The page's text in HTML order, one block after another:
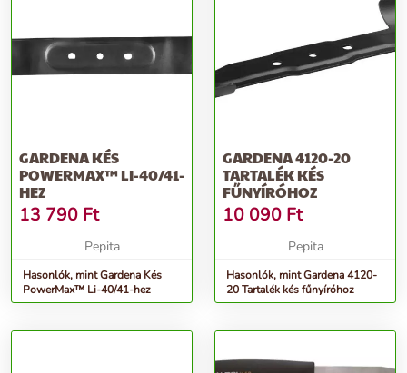
GARDENA KÉS
POWERMAX™ LI-40/41-
HEZ
13 790 Ft
Pepita
Hasonlók, mint Gardena Kés
PowerMax™ Li-40/41-hez
GARDENA 4120-20
TARTALÉK KÉS
FŰNYÍRÓHOZ
10 090 Ft
Pepita
Hasonlók, mint Gardena 4120-
20 Tartalék kés fűnyíróhoz